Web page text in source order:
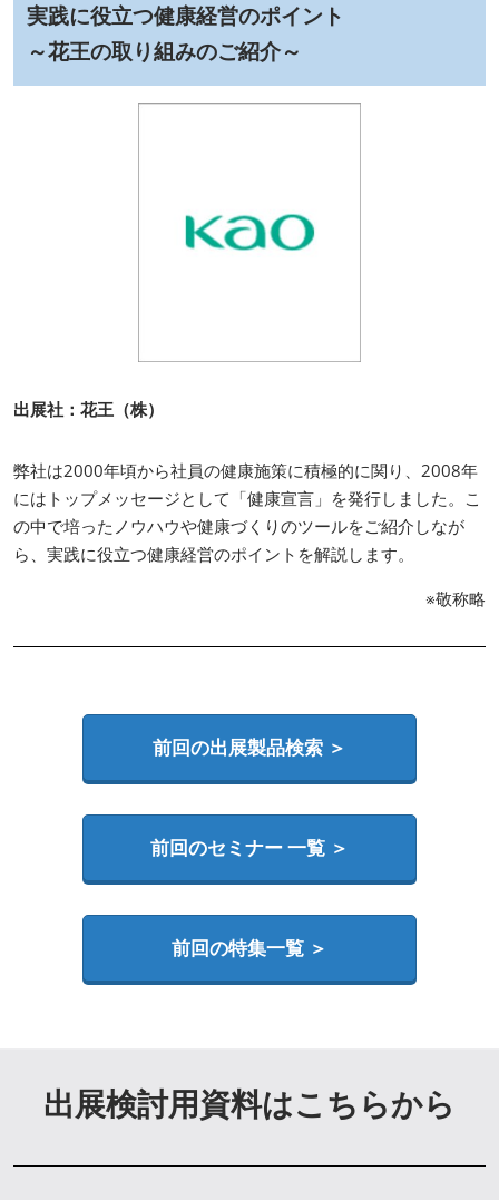
実践に役立つ健康経営のポイント
～花王の取り組みのご紹介～
出展社：花王（株）
弊社は2000年頃から社員の健康施策に積極的に関り、2008年
にはトップメッセージとして「健康宣言」を発行しました。こ
の中で培ったノウハウや健康づくりのツールをご紹介しなが
ら、実践に役立つ健康経営のポイントを解説します。
※敬称略
前回の出展製品検索 ＞
前回のセミナー 一覧 ＞
前回の特集一覧 ＞
出展検討用資料はこちらから